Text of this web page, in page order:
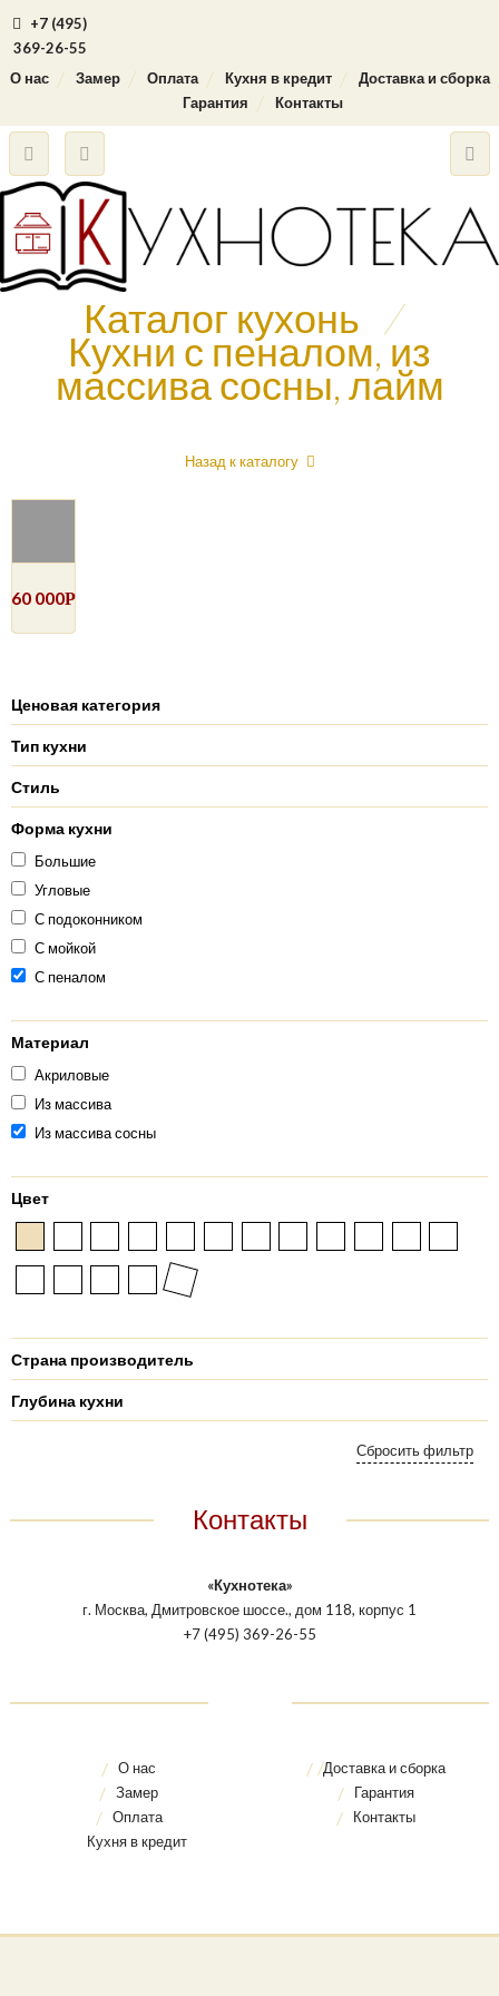
+7 (495)
369-26-55
О нас
Замер Оплата Кухня в кредит
Доставка и сборка
Гарантия
Контакты
Каталог кухонь /
Кухни с пеналом, из
массива сосны, лайм
Назад к каталогу
60 000Р
Ценовая категория
Тип кухни
Стиль
Форма кухни
Большие
Угловые
С подоконником
С мойкой
С пеналом
Материал
Акриловые
Из массива
Из массива сосны
Цвет
Страна производитель
Глубина кухни
Контакты
«Кухнотека»
г. Москва, Дмитровское шоссе., дом 118, корпус 1
+7 (495) 369-26-55
О нас
Замер
Оплата
Кухня в кредит
Доставка и сборка
Гарантия
Контакты